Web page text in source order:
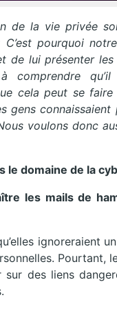
de la vie privée
C’est pourquoi
de lui présenter
qu’il
cela peut se
gens
voulons donc
le domaine de la
les mails de
ignoreraient
Pourtant,
des liens